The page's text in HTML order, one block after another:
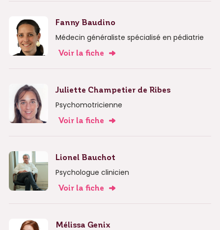
Fanny Baudino
Médecin généraliste spécialisé en pédiatrie
Voir la fiche
Juliette Champetier de Ribes
Psychomotricienne
Voir la fiche
Lionel Bauchot
Psychologue clinicien
Voir la fiche
Mélissa Genix